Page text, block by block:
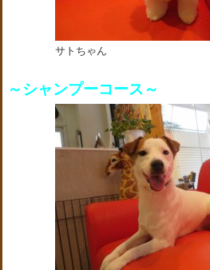
サトちゃん
～シャンプーコース～